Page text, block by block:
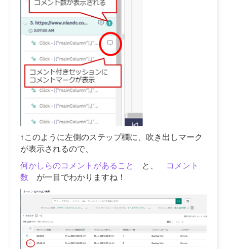
↑このように左側のステップ欄に、吹き出しマーク
が表示されるので、
何かしらのコメントがあること
と、
コメント
数 が一目でわかりますね！